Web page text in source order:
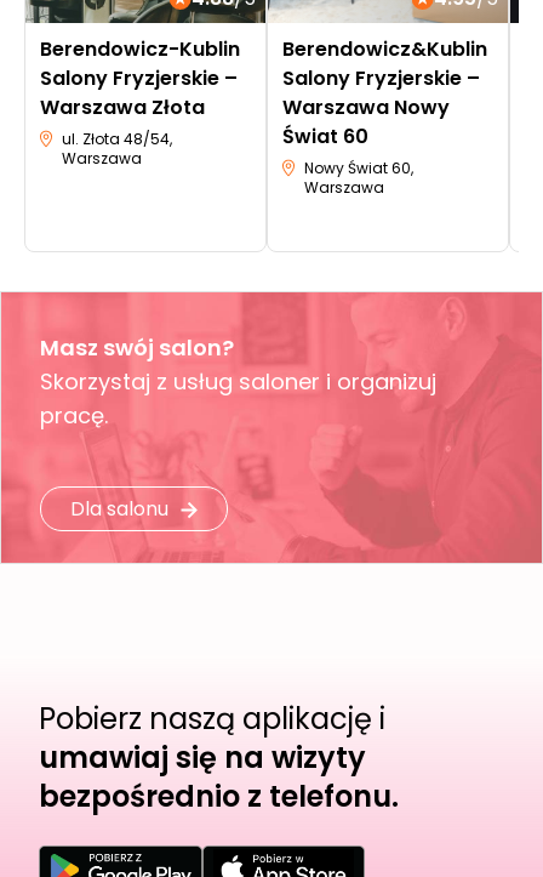
Berendowicz-Kublin
Salony Fryzjerskie –
Warszawa Złota
ul. Złota 48/54,
Warszawa
Berendowicz&Kublin
Salony Fryzjerskie –
Warszawa Nowy
Świat 60
Nowy Świat 60,
Warszawa
Masz swój salon?
Skorzystaj z usług saloner i organizuj
pracę.
Dla salonu
Pobierz naszą aplikację i
umawiaj się na wizyty
bezpośrednio z telefonu.